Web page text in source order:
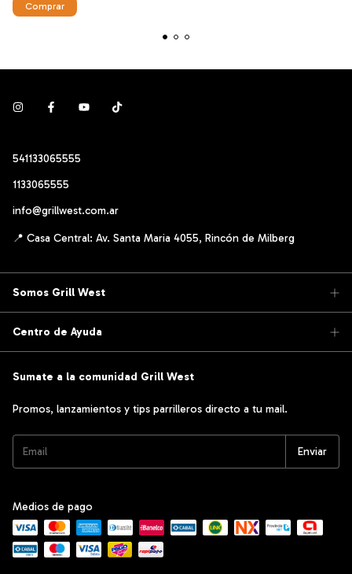
Comprar
541133065555
1133065555
info@grillwest.com.ar
Somos Grill West
Centro de Ayuda
Sumate a la comunidad Grill West
Promos, lanzamientos y tips parrilleros directo a tu mail.
Medios de pago